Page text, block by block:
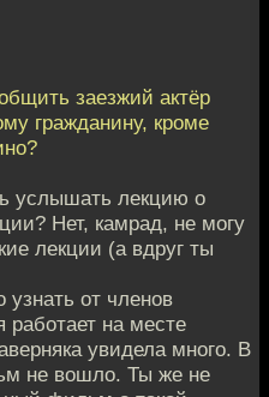
заезжий актёр
гражданину, кроме
услышать лекцию о
Нет, камрад, не могу
лекции (а вдруг ты
от членов
работает на месте
увидела много. В
не вошло. Ты же не